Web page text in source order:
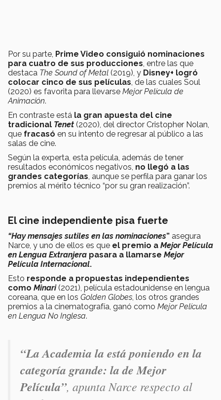
Por su parte, Prime Video consiguió nominaciones
para cuatro de sus producciones, entre las que
destaca The Sound of Metal (2019), y Disney+ logró
colocar cinco de sus películas, de las cuales Soul
(2020) es favorita para llevarse Mejor Película de
Animación.
En contraste está la gran apuesta del cine
tradicional Tenet (2020), del director Cristopher Nolan,
que fracasó en su intento de regresar al público a las
salas de cine.
Según la experta, esta película, además de tener
resultados económicos negativos, no llegó a las
grandes categorías, aunque se perfila para ganar los
premios al mérito técnico “por su gran realización”.
El cine independiente pisa fuerte
“Hay mensajes sutiles en las nominaciones” asegura
Narce, y uno de ellos es que el premio a Mejor Película
en Lengua Extranjera pasara a llamarse Mejor
Película Internacional.
Esto responde a propuestas independientes
como Minari (2021), película estadounidense en lengua
coreana, que en los Golden Globes, los otros grandes
premios a la cinematografía, ganó como Mejor Película
en Lengua No Inglesa.
“La Academia la está poniendo en la
categoría grande: la de Mejor
Película”, apunta Narce respecto al